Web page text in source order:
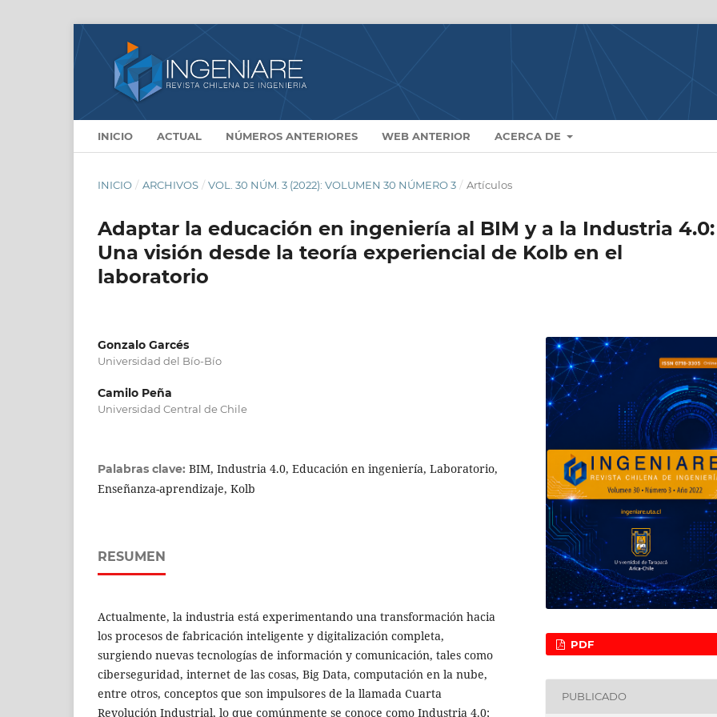
INICIO ACTUAL NÚMEROS ANTERIORES WEB ANTERIOR ACERCA DE
INICIO / ARCHIVOS / VOL. 30 NÚM. 3 (2022): VOLUMEN 30 NÚMERO 3 / Artículos
Adaptar la educación en ingeniería al BIM y a la Industria 4.0:
Una visión desde la teoría experiencial de Kolb en el
laboratorio
Gonzalo Garcés
Universidad del Bío-Bío
Camilo Peña
Universidad Central de Chile
Palabras clave: BIM, Industria 4.0, Educación en ingeniería, Laboratorio,
Enseñanza-aprendizaje, Kolb
RESUMEN
Actualmente, la industria está experimentando una transformación hacia
los procesos de fabricación inteligente y digitalización completa,
surgiendo nuevas tecnologías de información y comunicación, tales como
ciberseguridad, internet de las cosas, Big Data, computación en la nube,
entre otros, conceptos que son impulsores de la llamada Cuarta
Revolución Industrial, lo que comúnmente se conoce como Industria 4.0;
PDF
PUBLICADO